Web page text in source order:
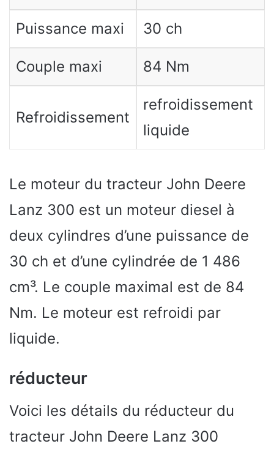
Puissance maxi 30 ch
Couple maxi 84 Nm
Refroidissement
refroidissement
liquide
Le moteur du tracteur John Deere
Lanz 300 est un moteur diesel à
deux cylindres d’une puissance de
30 ch et d’une cylindrée de 1 486
cm³. Le couple maximal est de 84
Nm. Le moteur est refroidi par
liquide.
réducteur
Voici les détails du réducteur du
tracteur John Deere Lanz 300